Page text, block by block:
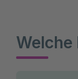
Welche